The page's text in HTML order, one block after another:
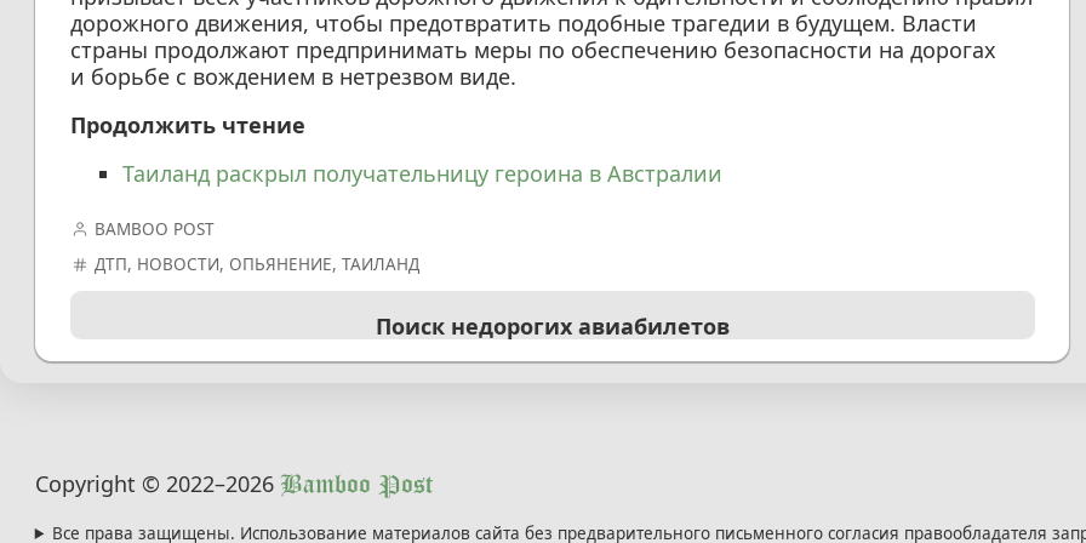
дорожного движения, чтобы предотвратить подобные трагедии в будущем. Власти
страны продолжают предпринимать меры по обеспечению безопасности на дорогах
и борьбе с вождением в нетрезвом виде.
Продолжить чтение
Таиланд раскрыл получательницу героина в Австралии
BAMBOO POST
ДТП, НОВОСТИ, ОПЬЯНЕНИЕ,ТАИЛАНД
Поиск недорогих авиабилетов
Copyright © 2022–2026 Bamboo Post
Все права защищены. Использование материалов сайта без предварительного письменного согласия правообладателя